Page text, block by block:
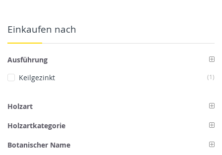
Einkaufen nach
Ausführung
Keilgezinkt
1
Holzart
Holzartkategorie
Botanischer Name